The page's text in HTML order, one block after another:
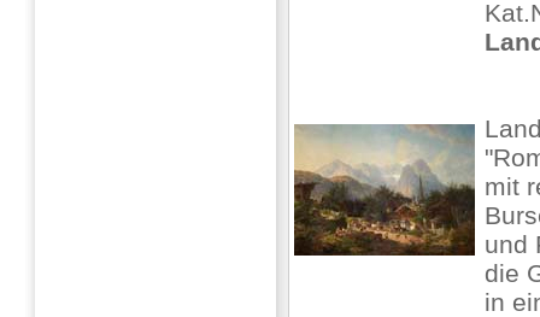
mit
und
die
in